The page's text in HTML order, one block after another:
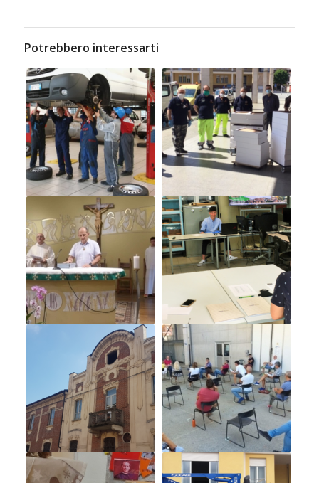
Potrebbero interessarti